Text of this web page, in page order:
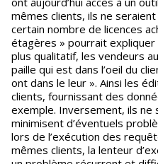
mêmes clients, ils ne
certain nombre de licences
étagères » pourrait expliquer
plus qualitatif, les vendeurs
paille qui est dans l’oeil du
ont dans le leur ». Ainsi les
clients, fournissant des
exemple. Inversement, ils
minimisent d’éventuels
lors de l’exécution des
mêmes clients, la lenteur